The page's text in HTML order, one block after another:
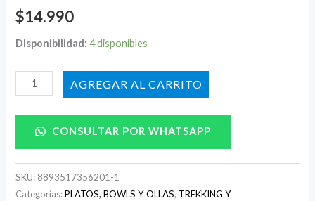
$14.990
Disponibilidad: 4 disponibles
AÑADIR AL CARRITO
CONSULTAR POR WHATSAPP
SKU: 8893517356201-1
Categorías:PLATOS, BOWLS Y OLLAS, TREKKING Y